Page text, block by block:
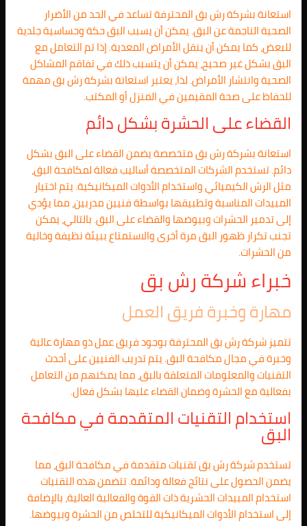
استعانة بشركة رش بق المحترفة تساعد في الحد من الأضرار
الصحية الناجمة عن البق. يمكن أن يسبب البق حكة وحساسية جلدية
للبعض، كما يمكن أن ينقل الأمراض المعدية. إذا تم التعامل مع
البق بشكل غير صحيح، يمكن أن يتسبب ذلك في تفاقم المشاكل
الصحية وانتشار الأمراض. لذا، يعتبر استعانة بشركة رش بق مهمة
للحفاظ على صحة المقيمين في المنزل أو المكتب.
القضاء على الحشرة بشكل دائم
استعانة بشركة رش بق متخصصة يضمن القضاء على البق بشكل
دائم. تستخدم الشركات المتخصصة أساليب فعالة لمكافحة البق،
مثل الرش الكيميائي واستخدام الأدوات الميكانيكية. يتم اختيار
المبيدات المناسبة وتطبيقها بواسطة فنيين مدربين، مما يؤدي
إلى تدمير الحشرات وبيوضها والقضاء على البق. بالتالي، يمكن
تجنب تكرار ظهور البق مرة أخرى والاستمتاع ببيئة نظيفة وخالية
من الحشرات.
خبراء شركة رش بق
مهارة وخبرة فريق العمل
تتميز شركة رش بق المحترفة بوجود فريق عمل ذو مهارة عالية
وخبرة في مجال مكافحة البق. يتم تدريب الفنيين على أحدث
التقنيات والمعلومات المتعلقة بالبق، مما يمكنهم من التعامل
بفعالية مع الحشرة وضمان القضاء عليها بشكل فعال.
استخدام التقنيات المتقدمة في مكافحة
البق
تستخدم شركة رش بق تقنيات متقدمة في مكافحة البق، مما
يضمن الحصول على نتائج فعالة ودائمة. تتضمن هذه التقنيات
استخدام المبيدات الحشرية ذات القوة والفعالية العالية، بالإضافة
إلى استخدام الأدوات الميكانيكية للتخلص من الحشرة وبيوضها.